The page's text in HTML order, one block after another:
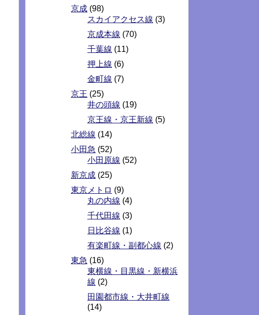
京成 (98)
スカイアクセス線 (3)
京成本線 (70)
千葉線 (11)
押上線 (6)
金町線 (7)
京王 (25)
井の頭線 (19)
京王線・京王新線 (5)
北総線 (14)
小田急 (52)
小田原線 (52)
新京成 (25)
東京メトロ (9)
丸の内線 (4)
千代田線 (3)
日比谷線 (1)
有楽町線・副都心線 (2)
東急 (16)
東横線・目黒線・新横浜
線 (2)
田園都市線・大井町線
(14)